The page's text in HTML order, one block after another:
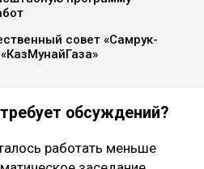
совет «Самрук-
обсуждений?
работать меньше